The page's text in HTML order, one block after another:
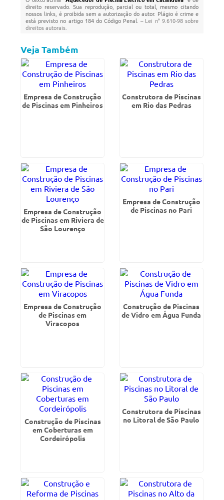
direito reservado. Sua reprodução, parcial ou total, mesmo citando
nossos links, é proibida sem a autorização do autor. Plágio é crime e
está previsto no artigo 184 do Código Penal. – Lei n° 9.610-98 sobre
direitos autorais
Veja Também
Empresa de Construção
de Piscinas em Pinheiros
Construtora de Piscinas
em Rio das Pedras
Empresa de Construção
de Piscinas em Riviera de
São Lourenço
Empresa de Construção
de Piscinas no Pari
Empresa de Construção
de Piscinas em
Viracopos
Construção de Piscinas
de Vidro em Água Funda
Construção de Piscinas
em Coberturas em
Cordeirópolis
Construtora de Piscinas
no Litoral de São Paulo